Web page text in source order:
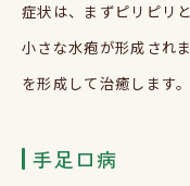
症状は、まずピリピリ
小さな水疱が形成され
を形成して治癒します。
手足口病